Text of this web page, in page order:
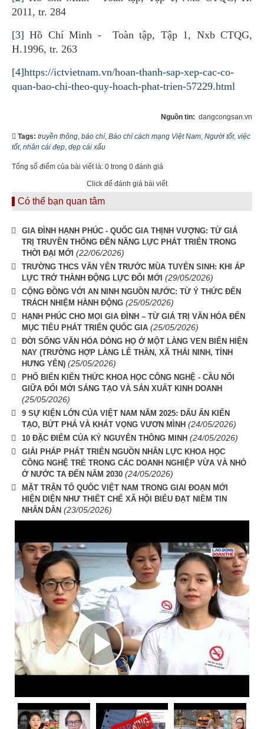
2011, tr. 284
[3] Hồ Chí Minh - Toàn tập, Tập 1, Nxb CTQG,
H.1996, tr. 263
[4]https://ictvietnam.vn/hoan-thanh-sap-xep-cac-co-
quan-bao-chi-theo-quy-hoach-phat-trien-57229.html
Nguồn tin: dangcongsan.vn
Tags: truyền thông, báo chí, Báo chí cách mạng Việt Nam, Người tốt, việc
tốt, nhân cái đẹp, dẹp cái xấu
Tổng số điểm của bài viết là: 0 trong 0 đánh giá
Click để đánh giá bài viết
Có thể bạn quan tâm
GIA ĐÌNH HẠNH PHÚC - QUỐC GIA THỊNH VƯỢNG: TỪ GIÁ
TRỊ TRUYỀN THỐNG ĐẾN NĂNG LỰC PHÁT TRIỂN TRONG
THỜI ĐẠI MỚI (22/06/2026)
TRƯỜNG THCS VĂN YÊN TRƯỚC MÙA TUYỂN SINH: KHI ÁP
LỰC TRỞ THÀNH ĐỘNG LỰC ĐỔI MỚI (29/05/2026)
CỘNG ĐỒNG VỚI AN NINH NGUỒN NƯỚC: TỪ Ý THỨC ĐẾN
TRÁCH NHIỆM HÀNH ĐỘNG (25/05/2026)
HẠNH PHÚC CHO MỌI GIA ĐÌNH – TỪ GIÁ TRỊ VĂN HÓA ĐẾN
MỤC TIÊU PHÁT TRIỂN QUỐC GIA (25/05/2026)
ĐỜI SỐNG VĂN HÓA DÒNG HỌ Ở MỘT LÀNG VEN BIỂN HIỆN
NAY (TRƯỜNG HỢP LÀNG LỄ THẦN, XÃ THÁI NINH, TỈNH
HƯNG YÊN) (25/05/2026)
PHỔ BIẾN KIẾN THỨC KHOA HỌC CÔNG NGHỆ - CẦU NỐI
GIỮA ĐỔI MỚI SÁNG TẠO VÀ SẢN XUẤT KINH DOANH
(25/05/2026)
9 SỰ KIỆN LỚN CỦA VIỆT NAM NĂM 2025: DẤU ẤN KIẾN
TẠO, BỨT PHÁ VÀ KHÁT VỌNG VƯƠN MÌNH (24/05/2026)
10 ĐẶC ĐIỂM CỦA KỶ NGUYÊN THÔNG MINH (24/05/2026)
GIẢI PHÁP PHÁT TRIỂN NGUỒN NHÂN LỰC KHOA HỌC
CÔNG NGHỆ TRẺ TRONG CÁC DOANH NGHIỆP VỪA VÀ NHỎ
Ở NƯỚC TA ĐẾN NĂM 2030 (24/05/2026)
MẶT TRẬN TỔ QUỐC VIỆT NAM TRONG GIAI ĐOẠN MỚI
HIỆN DIỆN NHƯ THIẾT CHẾ XÃ HỘI BIỂU ĐẠT NIỀM TIN
NHÂN DÂN (23/05/2026)